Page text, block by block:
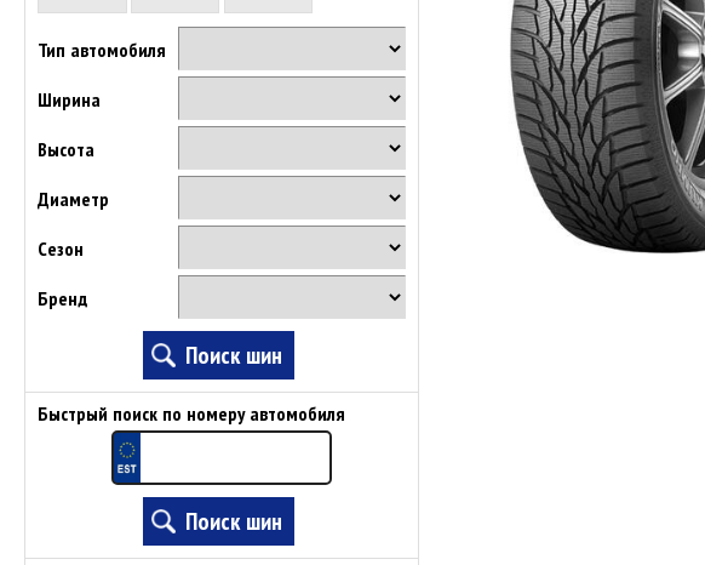
Тип автомобиля
Ширина
Высота
Диаметр
Сезон
Бренд
Быстрый поиск по номеру автомобиля